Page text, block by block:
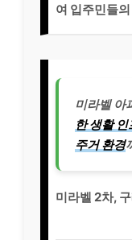
여 입주민들
미라벨 아
한 생활
주거 환경
미라벨 2차,